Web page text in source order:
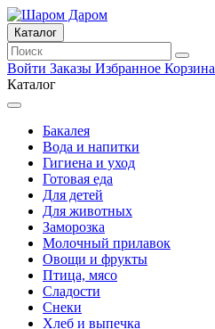
Каталог
Войти Заказы Избранное Корзина
Каталог
Бакалея
Вода и напитки
Гигиена и уход
Готовая еда
Для детей
Для животных
Заморозка
Молочный прилавок
Овощи и фрукты
Птица, мясо
Сладости
Снеки
Хлеб и выпечка